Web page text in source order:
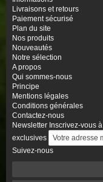
Livraisons et retours
Paiement sécurisé
Plan du site
Nos produits
Nouveautés
Notre sélection
A propos
Qui sommes-nous
Principe
Mentions légales
Conditions générales
Contactez-nous
Newsletter Inscrivez-vous
exclusives
Suivez-nous